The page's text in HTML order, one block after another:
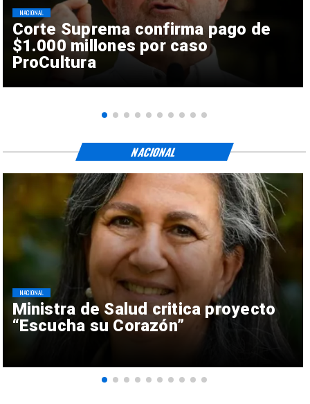
Corte Suprema confirma pago de
$1.000 millones por caso
ProCultura
NACIONAL
Ministra de Salud critica proyecto
“Escucha su Corazón”
NACIONAL
NACIONAL